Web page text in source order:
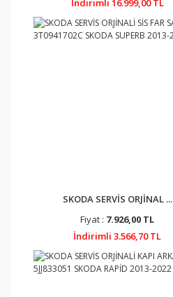
İndirimli 16.999,00 TL
SKODA SERVİS ORJİNAL ...
Fiyat : 7.926,00 TL
İndirimli 3.566,70 TL